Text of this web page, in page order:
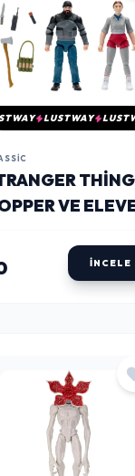
LUSTWAY
VE
İNCELE